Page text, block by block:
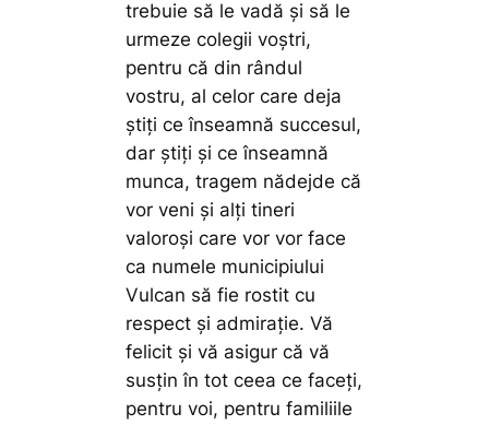
trebuie să le vadă și să le
urmeze colegii voștri,
pentru că din rândul
vostru, al celor care deja
știți ce înseamnă succesul,
dar știți și ce înseamnă
munca, tragem nădejde că
vor veni și alți tineri
valoroși care vor vor face
ca numele municipiului
Vulcan să fie rostit cu
respect și admirație. Vă
felicit și vă asigur că vă
susțin în tot ceea ce faceți,
pentru voi, pentru familiile